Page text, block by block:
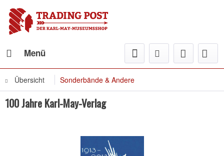
Menü
Übersicht Sonderbände & Andere
100 Jahre Karl-May-Verlag